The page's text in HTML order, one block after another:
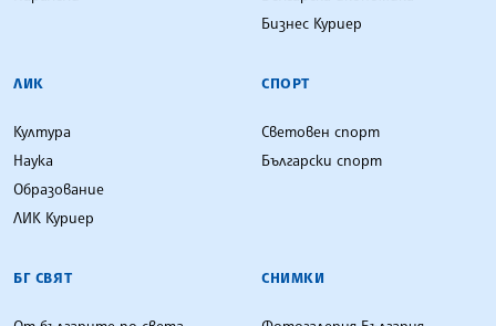
Бизнес Куриер
ЛИК
Култура
Наука
Образование
ЛИК Куриер
СПОРТ
Световен спорт
Български спорт
БГ СВЯТ СНИМКИ